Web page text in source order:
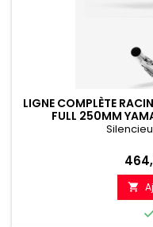
LIGNE COMPLÈTE
FULL 250MM
Prix
